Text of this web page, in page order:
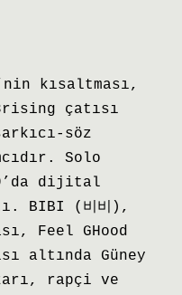
kısaltması,
çatısı
söz
Solo
dijital
BIBI (비비),
Feel GHood
altında Güney
rapçi ve